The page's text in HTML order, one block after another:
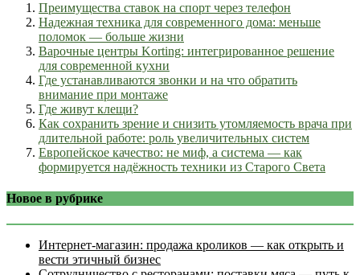
Преимущества ставок на спорт через телефон
Надежная техника для современного дома: меньше
поломок — больше жизни
Варочные центры Korting: интегрированное решение
для современной кухни
Где устанавливаются звонки и на что обратить
внимание при монтаже
Где живут клещи?
Как сохранить зрение и снизить утомляемость врача при
длительной работе: роль увеличительных систем
Европейское качество: не миф, а система — как
формируется надёжность техники из Старого Света
Новое в рубрике
Интернет‑магазин: продажа кроликов — как открыть и
вести этичный бизнес